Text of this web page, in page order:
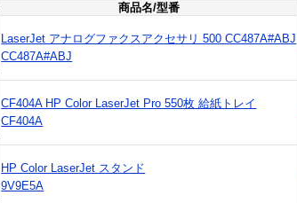
商品名/型番
LaserJet アナログファクスアクセサリ 500 CC487A#ABJ
CC487A#ABJ
CF404A HP Color LaserJet Pro 550枚 給紙トレイ
CF404A
HP Color LaserJet スタンド
9V9E5A